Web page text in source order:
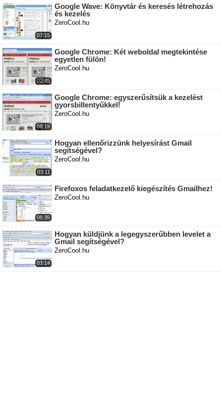
07:15
Google Wave: Könyvtár és keresés létrehozás
és kezelés
ZeroCool.hu
02:45
Google Chrome: Két weboldal megtekintése
egyetlen fülön!
ZeroCool.hu
08:19
Google Chrome: egyszerűsítsük a kezelést
gyorsbillentyűkkel!
ZeroCool.hu
03:11
Hogyan ellenőrizzünk helyesírást Gmail
segítségével?
ZeroCool.hu
06:35
Firefoxos feladatkezelő kiegészítés Gmailhez!
ZeroCool.hu
03:14
Hogyan küldjünk a legegyszerűbben levelet a
Gmail segítségével?
ZeroCool.hu